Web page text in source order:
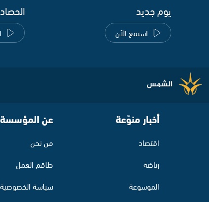
يوم جديد
استمع الآن
أخبار منوّعة
اقتصاد
رياضة
الموسوعة
عن المؤسسة
من نحن
طاقم العمل
سياسة الخصوصية